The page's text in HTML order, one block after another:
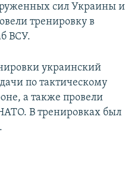
сил Украины и
тренировку в
ВСУ.
украинский
по тактическому
а также провели
В тренировках был